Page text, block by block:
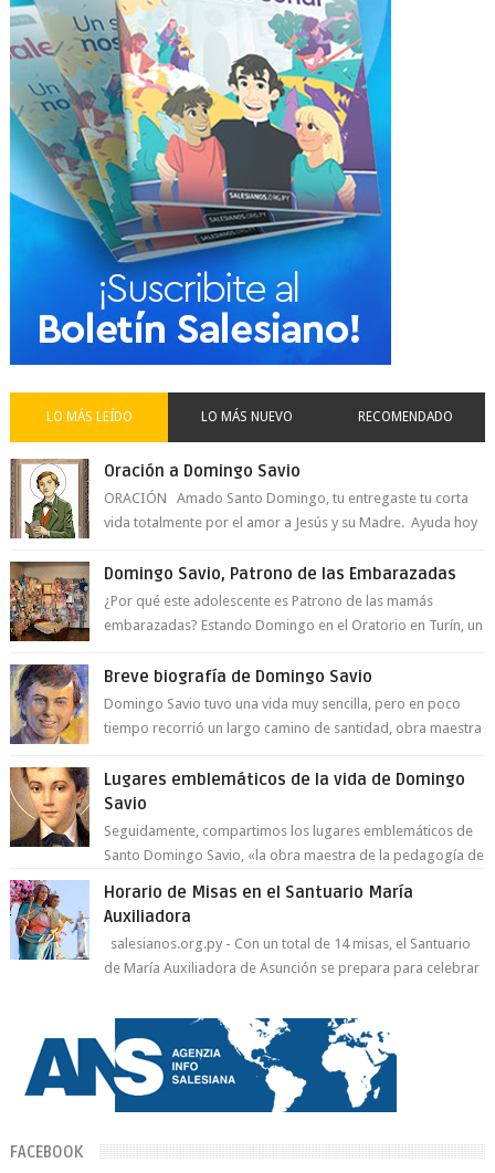
LO MÁS LEÍDO LO MÁS NUEVO RECOMENDADO
Oración a Domingo Savio
ORACIÓN Amado Santo Domingo, tu entregaste tu corta
vida totalmente por el amor a Jesús y su Madre. Ayuda hoy
Domingo Savio, Patrono de las Embarazadas
¿Por qué este adolescente es Patrono de las mamás
embarazadas? Estando Domingo en el Oratorio en Turín, un
Breve biografía de Domingo Savio
Domingo Savio tuvo una vida muy sencilla, pero en poco
tiempo recorrió un largo camino de santidad, obra maestra
Lugares emblemáticos de la vida de Domingo
Savio
Seguidamente, compartimos los lugares emblemáticos de
Santo Domingo Savio, «la obra maestra de la pedagogía de
Horario de Misas en el Santuario María
Auxiliadora
salesianos.org.py - Con un total de 14 misas, el Santuario
de María Auxiliadora de Asunción se prepara para celebrar
FACEBOOK